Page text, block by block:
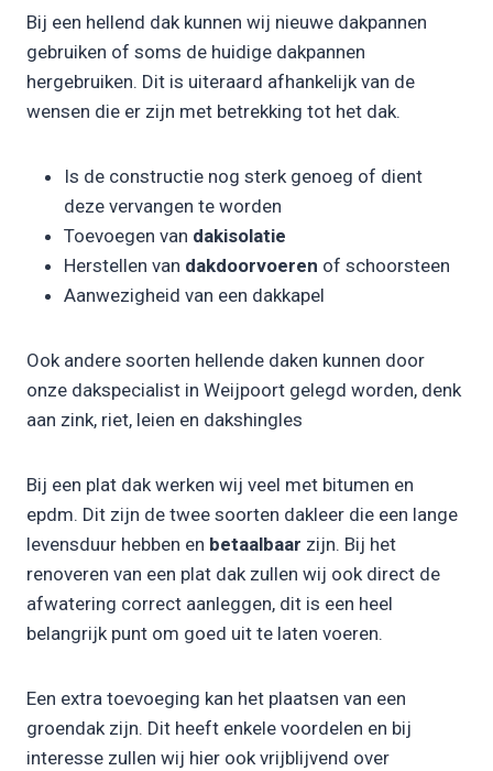
Bij een hellend dak kunnen wij nieuwe dakpannen
gebruiken of soms de huidige dakpannen
hergebruiken. Dit is uiteraard afhankelijk van de
wensen die er zijn met betrekking tot het dak.
Is de constructie nog sterk genoeg of dient
deze vervangen te worden
Toevoegen van dakisolatie
Herstellen van dakdoorvoeren of schoorsteen
Aanwezigheid van een dakkapel
Ook andere soorten hellende daken kunnen door
onze dakspecialist in Weijpoort gelegd worden, denk
aan zink, riet, leien en dakshingles
Bij een plat dak werken wij veel met bitumen en
epdm. Dit zijn de twee soorten dakleer die een lange
levensduur hebben en betaalbaar zijn. Bij het
renoveren van een plat dak zullen wij ook direct de
afwatering correct aanleggen, dit is een heel
belangrijk punt om goed uit te laten voeren.
Een extra toevoeging kan het plaatsen van een
groendak zijn. Dit heeft enkele voordelen en bij
interesse zullen wij hier ook vrijblijvend over